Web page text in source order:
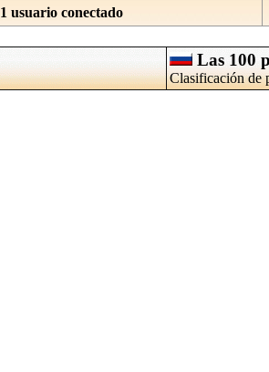
1 usuario conectado
Las 100
Clasificación de